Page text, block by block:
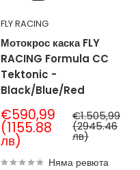
FLY RACING
Мотокрос каска FLY
RACING Formula CC
Tektonic -
Black/Blue/Red
Продажна
цена
€590,99
(1155.88
лв)
Нормална
цена
€1.505,99
(2945.46
лв)
Няма ревюта